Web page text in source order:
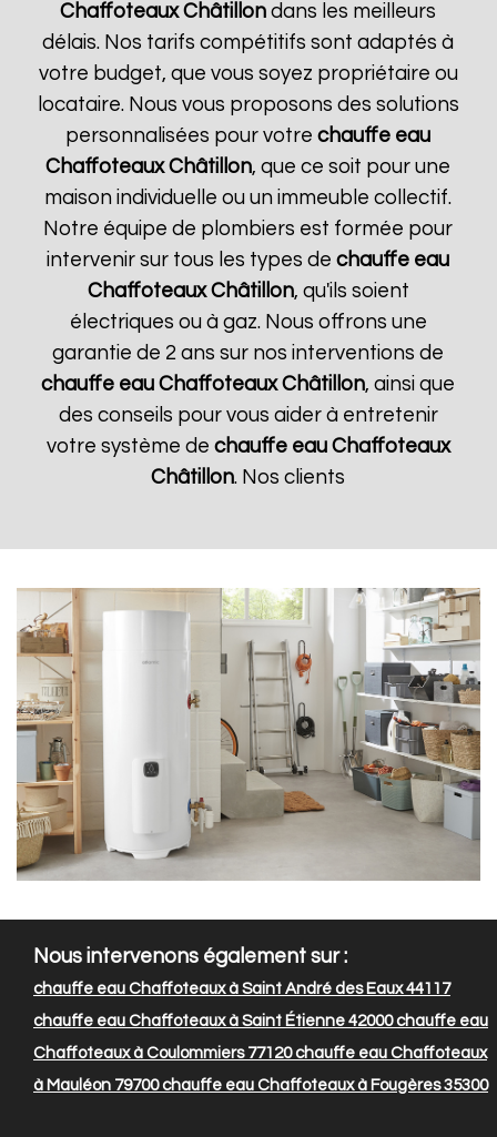
Chaffoteaux Châtillon dans les meilleurs
délais. Nos tarifs compétitifs sont adaptés à
votre budget, que vous soyez propriétaire ou
locataire. Nous vous proposons des solutions
personnalisées pour votrechauffe eau
Chaffoteaux Châtillon, que ce soit pour une
maison individuelle ou un immeuble collectif.
Notre équipe de plombiers est formée pour
intervenir sur tous les types dechauffe eau
Chaffoteaux Châtillon, qu'ils soient
électriques ou à gaz. Nous offrons une
garantie de 2 ans sur nos interventions de
chauffe eau Chaffoteaux Châtillon, ainsi que
des conseils pour vous aider à entretenir
votre système de chauffe eau Chaffoteaux
Châtillon. Nos clients
Nous intervenons également sur :
chauffe eau Chaffoteaux à Saint André des Eaux 44117
chauffe eau Chaffoteaux à Saint Étienne 42000chauffe eau
Chaffoteaux à Coulommiers 77120chauffe eau Chaffoteaux
à Mauléon 79700chauffe eau Chaffoteaux à Fougères 35300